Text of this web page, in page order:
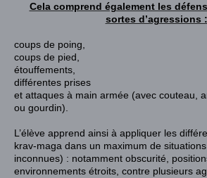
Cela comprend également les
sortes d’agressions :
coups de poing
coups de pied
étouffements,
différentes prises
et attaques à main armée (avec couteau,
ou gourdin)
L’élève apprend ainsi à appliquer les
krav-maga dans un maximum de
inconnues) : notamment obscurité,
environnements étroits, contre plusieurs